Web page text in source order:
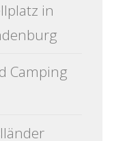
in
Camping